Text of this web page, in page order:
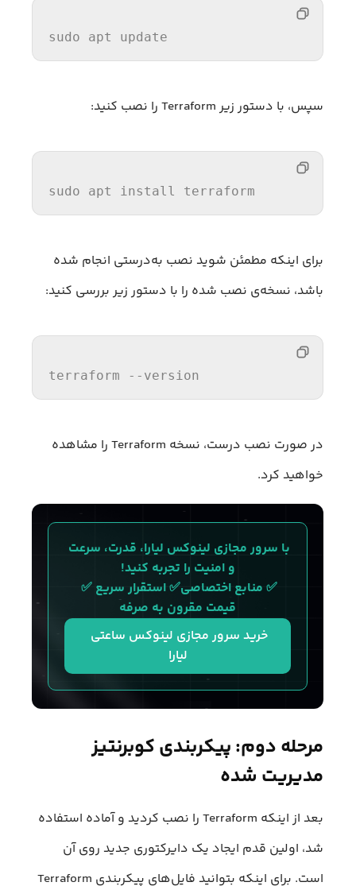
sudo apt update
سپس، با دستور زیر Terraform را نصب کنید:
sudo apt install terraform
برای اینکه مطمئن شوید نصب به‌درستی انجام شده
باشد، نسخه‌ی نصب شده را با دستور زیر بررسی کنید:
terraform --version
در صورت نصب درست، نسخه Terraform را مشاهده
خواهید کرد.
با سرور مجازی لینوکس لیارا، قدرت، سرعت
و امنیت را تجربه کنید!
✅ منابع اختصاصی✅ استقرار سریع ✅
قیمت مقرون‌ به‌ صرفه
خرید سرور مجازی لینوکس ساعتی
لیارا
مرحله دوم: پیکربندی کوبرنتیز
مدیریت شده
بعد از اینکه Terraform را نصب کردید و آماده استفاده
شد، اولین قدم ایجاد یک دایرکتوری جدید روی آن
است. برای اینکه بتوانید فایل‌های پیکربندی Terraform